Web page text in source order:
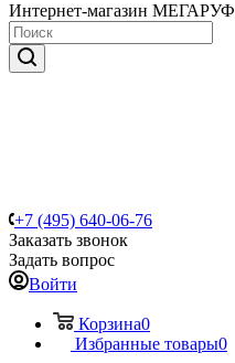
Интернет-магазин МЕГАРУФ
+7 (495) 640-06-76
Заказать звонок
Задать вопрос
Войти
Корзина0
Избранные товары0